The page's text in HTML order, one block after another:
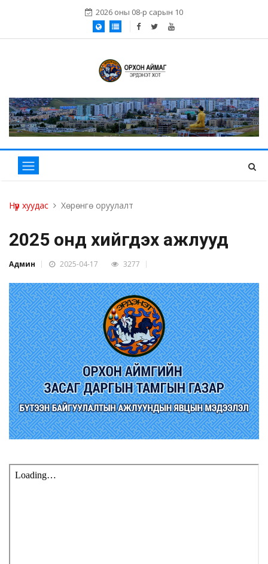
2026 оны 08-р сарын 10
Нүүр хуудас Хөрөнгө оруулалт
2025 онд хийгдэх ажлууд
Админ 2025-04-17 3277